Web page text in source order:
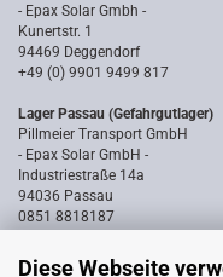
Diese Webseite
- Epax Solar Gmbh -
Kunertstr. 1
94469 Deggendorf
+49 (0) 9901 9499 817
Lager Passau (Gefahrgutlager)
Pillmeier Transport GmbH
- Epax Solar GmbH -
Industriestraße 14a
94036 Passau
0851 8818187